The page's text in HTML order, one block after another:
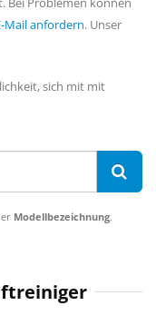
Mail anfordern. Unser
sich mit mit
Modellbezeichnung.